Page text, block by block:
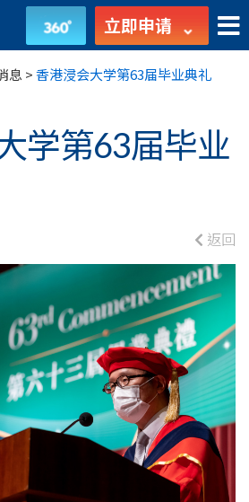
立即申请
息 >香港浸会大学第63届毕业典礼
学第63届毕业
返回